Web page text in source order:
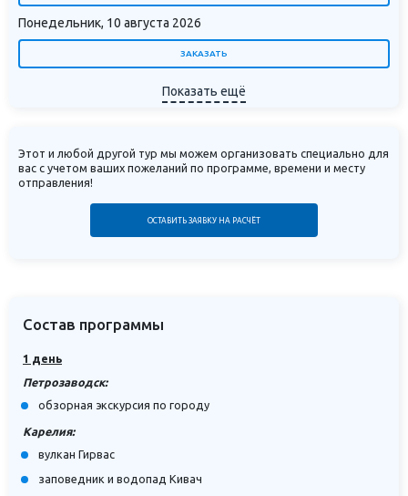
внесения подобных изменений
«Акция» не будет применена к
бронированию, стоимость будет
рассчитана по стандартному прайсу
Туроператор «Магазин путешествий»
оставляет за собой право на
изменение ассортимента туров,
участвующих в акции, и на досрочное
Понедельник, 10 августа 2026
ЗАКАЗАТЬ
Показать ещё
Этот и любой другой тур мы можем организовать специально для
вас с учетом ваших пожеланий по программе, времени и месту
отправления!
ОСТАВИТЬ ЗАЯВКУ НА РАСЧЁТ
Состав программы
1 день
Петрозаводск:
обзорная экскурсия по городу
Карелия:
вулкан Гирвас
заповедник и водопад Кивач